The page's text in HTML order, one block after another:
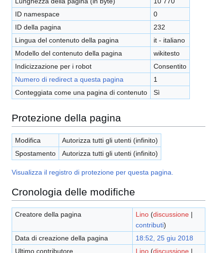
ID namespace
0
ID della pagina
232
Lingua del contenuto della pagina
it - italiano
Modello del contenuto della pagina
wikitesto
Indicizzazione per i robot
Consentito
Numero di redirect a questa pagina
1
Conteggiata come una pagina di contenuto
Sì
Protezione della pagina
Modifica
Autorizza tutti gli utenti (infinito)
Spostamento
Autorizza tutti gli utenti (infinito)
Visualizza il registro di protezione per questa pagina.
Cronologia delle modifiche
Creatore della pagina Lino (discussione|
contributi)
Data di creazione della pagina
18:52, 25 giu 2018
Ultimo contributore
Lino (discussione|